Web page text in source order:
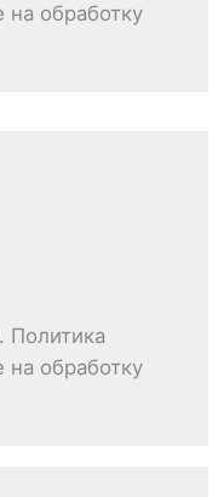
на обработку
Политика
на обработку